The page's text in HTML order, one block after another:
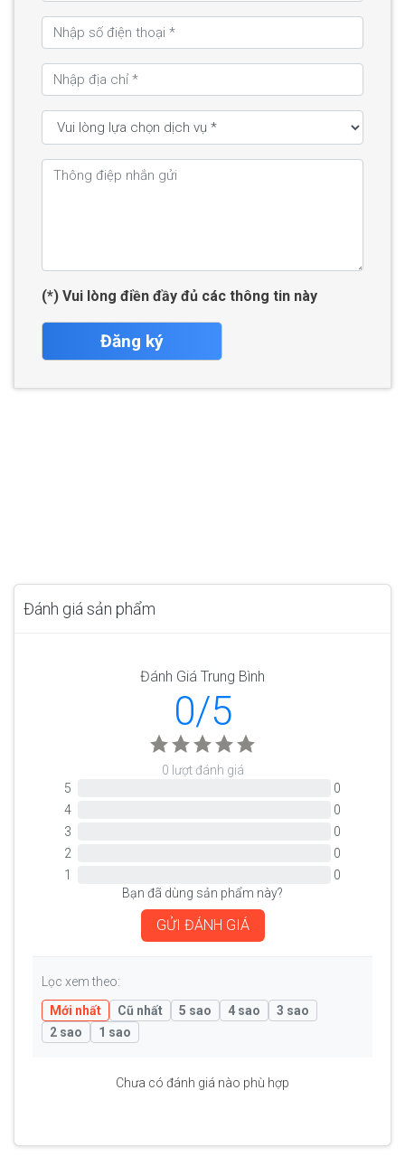
(*) Vui lòng điền đầy đủ các thông tin này
Đăng ký
Đánh giá sản phẩm
Đánh Giá Trung Bình
0/5
0 lượt đánh giá
5
0
4
0
3
0
2
0
1
0
Bạn đã dùng sản phẩm này?
GỬI ĐÁNH GIÁ
Lọc xem theo:
Mới nhất
Cũ nhất 5 sao 4 sao
3 sao
2 sao
1 sao
Chưa có đánh giá nào phù hợp